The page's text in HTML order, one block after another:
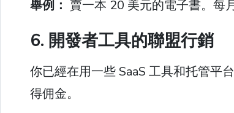
舉例： 賣一本 20 美元的電子書。每
6. 開發者工具的聯盟行銷
你已經在用一些 SaaS 工具和托管平
得佣金。